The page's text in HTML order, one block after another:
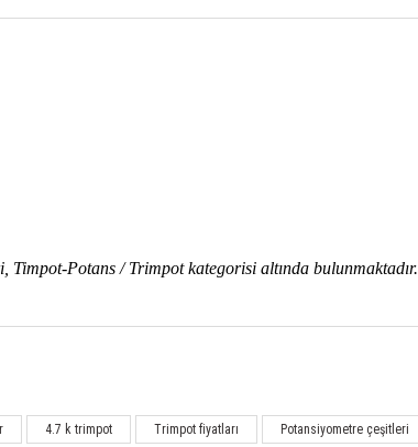
Potans / Trimpot kategorisi altında bulunmaktadır.
4.7 k trimpot Trimpot fiyatları Potansiyometre çeşitleri